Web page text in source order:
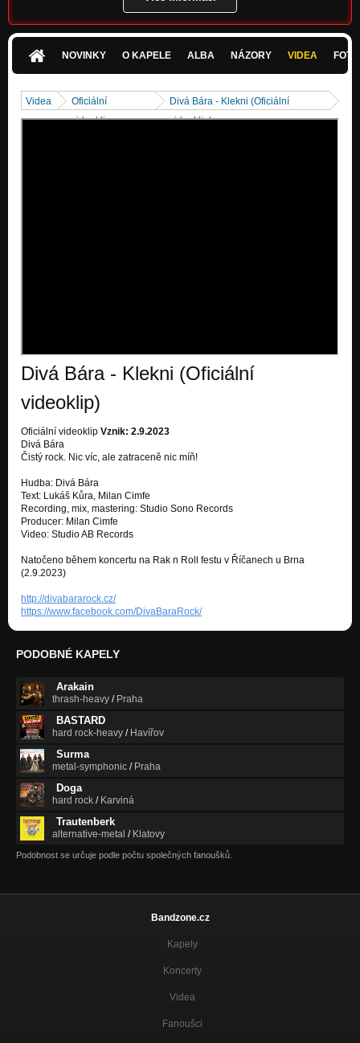
Chlapskej svět
Nezařazeno
Nezařazeno
NOVINKY O KAPELE ALBA NÁZORY VIDEA
Videa
Oficiální
videoklipy
Divá Bára - Klekni (Oficiální
videoklip)
Divá Bára - Klekni (Oficiální
videoklip)
Oficiální videoklip Vznik: 2.9.2023
Divá Bára
Čistý rock. Nic víc, ale zatraceně nic míň!
Hudba: Divá Bára
Text: Lukáš Kůra, Milan Cimfe
Recording, mix, mastering: Studio Sono Records
Producer: Milan Cimfe
Video: Studio AB Records
Natočeno během koncertu na Rak n Roll festu v Říčanech u Brna
(2.9.2023)
http://divabararock.cz/
https://www.facebook.com/DivaBaraRock/
PODOBNÉ KAPELY
Arakain
thrash-heavy / Praha
BASTARD
hard rock-heavy / Havířov
Surma
metal-symphonic / Praha
Doga
hard rock / Karviná
Trautenberk
alternative-metal / Klatovy
Podobnost se určuje podle počtu společných fanoušků.
Bandzone.cz
Kapely
Koncerty
Videa
Fanoušci